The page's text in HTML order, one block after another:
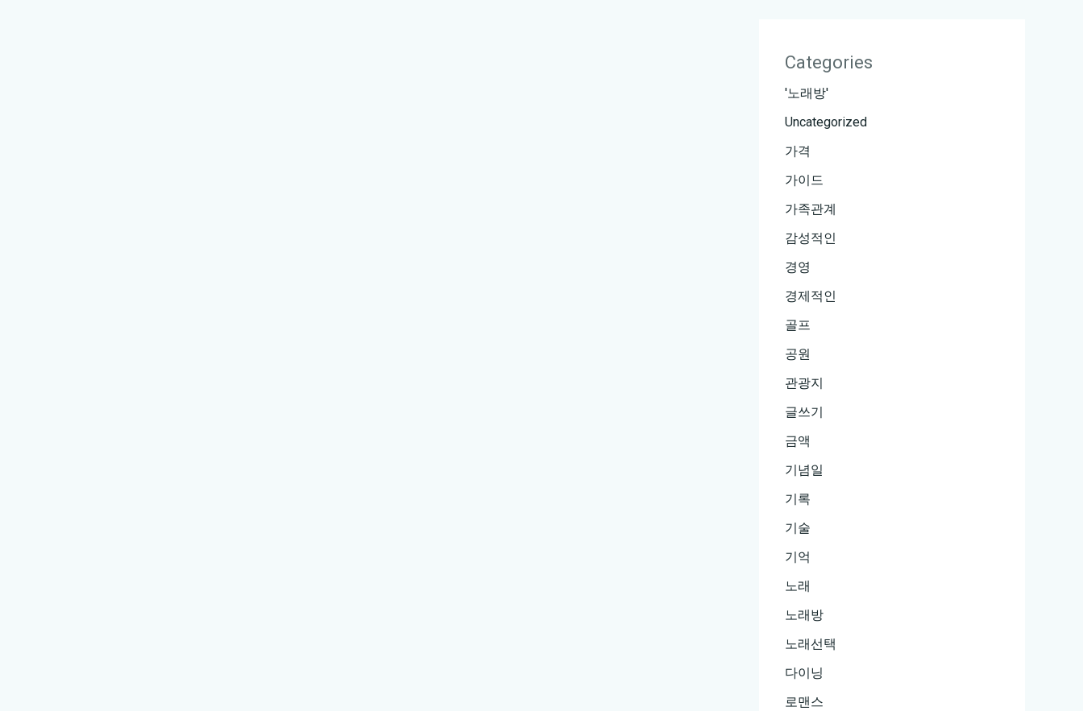
Categories
'노래방'
Uncategorized
가격
가이드
가족관계
감성적인
경영
경제적인
골프
공원
관광지
글쓰기
금액
기념일
기록
기술
기억
노래
노래방
노래선택
다이닝
로맨스